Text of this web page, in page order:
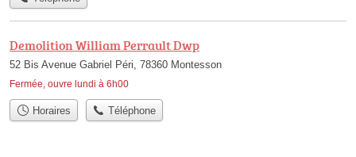
Demolition William Perrault Dwp
52 Bis Avenue Gabriel Péri, 78360 Montesson
Fermée, ouvre lundi à 6h00
Horaires Téléphone